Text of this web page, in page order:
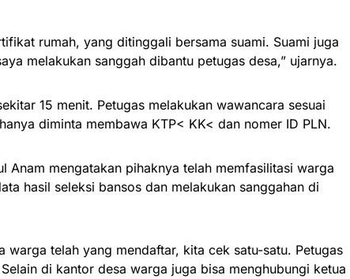
rumah, yang ditinggali bersama suami. Suami juga
melakukan sanggah dibantu petugas desa,” ujarnya.
15 menit. Petugas melakukan wawancara sesuai
diminta membawa KTP< KK< dan nomer ID PLN.
Anam mengatakan pihaknya telah memfasilitasi warga
hasil seleksi bansos dan melakukan sanggahan di
warga telah yang mendaftar, kita cek satu-satu. Petugas
di kantor desa warga juga bisa menghubungi ketua